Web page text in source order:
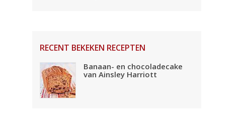
RECENT BEKEKEN RECEPTEN
Banaan- en chocoladecake
van Ainsley Harriott